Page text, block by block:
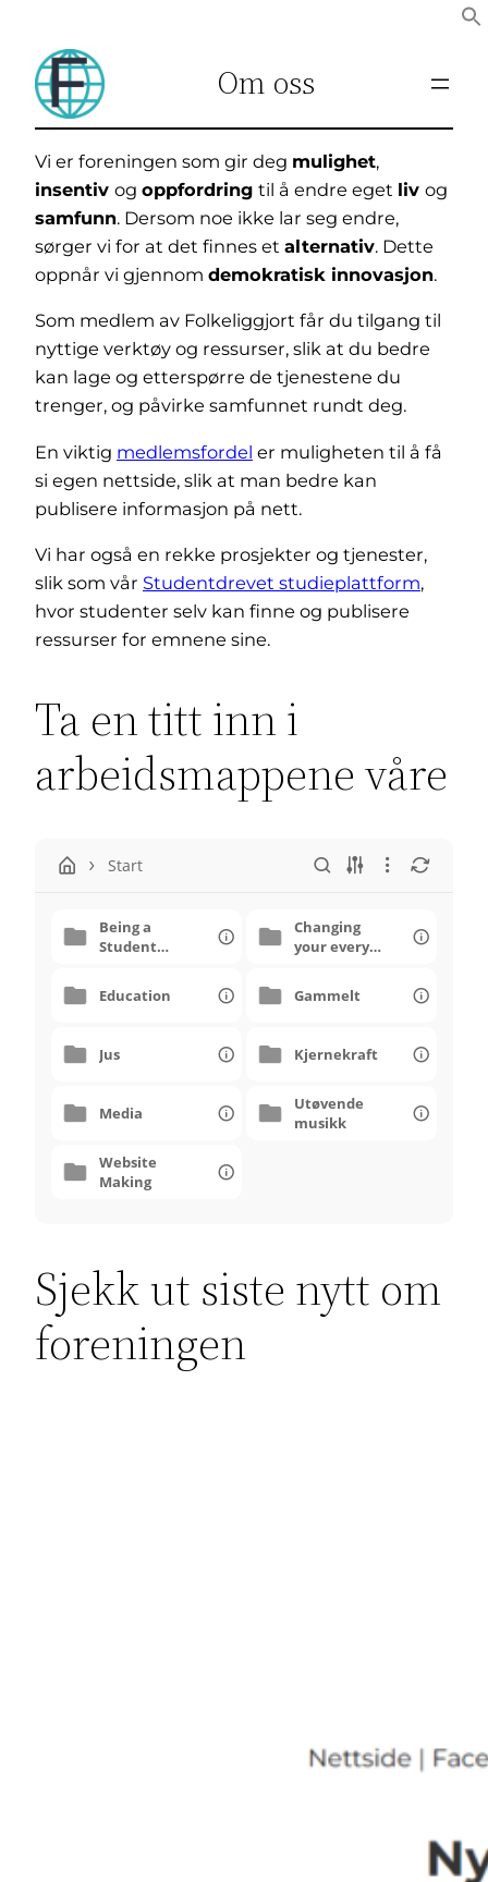
Om oss
Vi er foreningen som gir deg mulighet,
insentiv og oppfordring til å endre eget liv og
samfunn. Dersom noe ikke lar seg endre,
sørger vi for at det finnes et alternativ. Dette
oppnår vi gjennom demokratisk innovasjon.
Som medlem av Folkeliggjort får du tilgang til
nyttige verktøy og ressurser, slik at du bedre
kan lage og etterspørre de tjenestene du
trenger, og påvirke samfunnet rundt deg.
En viktig medlemsfordel er muligheten til å få
si egen nettside, slik at man bedre kan
publisere informasjon på nett.
Vi har også en rekke prosjekter og tjenester,
slik som vår Studentdrevet studieplattform,
hvor studenter selv kan finne og publisere
ressurser for emnene sine.
Ta en titt inn i
arbeidsmappene våre
Start
Being a
Student
Changing
your every
education
Education Gammelt
Jus Kjernekraft
Media
Utøvende
musikk
Website
Making
Sjekk ut siste nytt om
foreningen